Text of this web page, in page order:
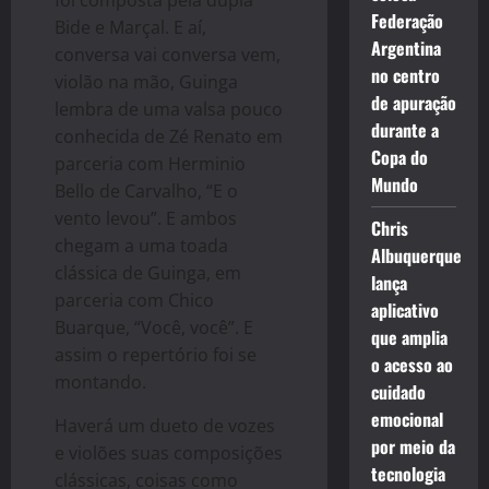
Bide e Marçal. E aí,
conversa vai conversa vem,
violão na mão, Guinga
lembra de uma valsa pouco
conhecida de Zé Renato em
parceria com Herminio
Bello de Carvalho, “E o
vento levou”. E ambos
chegam a uma toada
clássica de Guinga, em
parceria com Chico
Buarque, “Você, você”. E
assim o repertório foi se
montando.
Haverá um dueto de vozes
e violões suas composições
clássicas, coisas como
Federação
Argentina
no centro
de apuração
durante a
Copa do
Mundo
Chris
Albuquerque
lança
aplicativo
que amplia
o acesso ao
cuidado
emocional
por meio da
tecnologia